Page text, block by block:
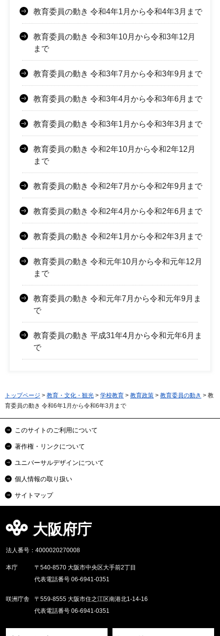
教育委員の動き 令和4年1月から令和4年3月まで
教育委員の動き 令和3年10月から令和3年12月
まで
教育委員の動き 令和3年7月から令和3年9月まで
教育委員の動き 令和3年4月から令和3年6月まで
教育委員の動き 令和3年1月から令和3年3月まで
教育委員の動き 令和2年10月から令和2年12月
まで
教育委員の動き 令和2年7月から令和2年9月まで
教育委員の動き 令和2年4月から令和2年6月まで
教育委員の動き 令和2年1月から令和2年3月まで
教育委員の動き 令和元年10月から令和元年12月
まで
教育委員の動き 令和元年7月から令和元年9月ま
で
教育委員の動き 平成31年4月から令和元年6月ま
で
トップページ > 教育・文化・観光 > 学校教育 > 教育政策 > 教育委員の動き > 教
育委員の動き 令和6年1月から令和6年3月まで
このサイトのご利用について
著作権・リンクについて
ユニバーサルデザインについて
個人情報の取り扱い
サイトマップ
大阪府庁
法人番号：4000020270008
本庁
〒540-8570 大阪市中央区大手前2丁目
代表電話番号 06-6941-0351
咲洲庁舎
〒559-8555 大阪市住之江区南港北1-14-16
代表電話番号 06-6941-0351